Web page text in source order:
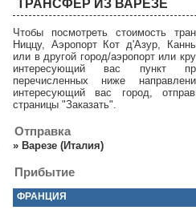
ТРАНСФЕР ИЗ ВАРЕЗЕ
Чтобы посмотреть стоимость
Ниццу, Аэропорт Кот д'Азур,
или в другой город/аэропорт или
интересующий вас пункт
перечисленных ниже
интересующий вас город,
страницы "Заказать".
Отправка
» Варезе (Италия)
Прибытие
ФРАНЦИЯ